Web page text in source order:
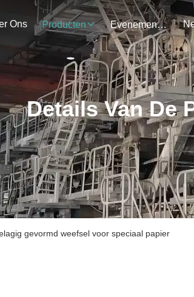
Ons Producten Evenementen
Details Van De
gevormd weefsel voor speciaal papier